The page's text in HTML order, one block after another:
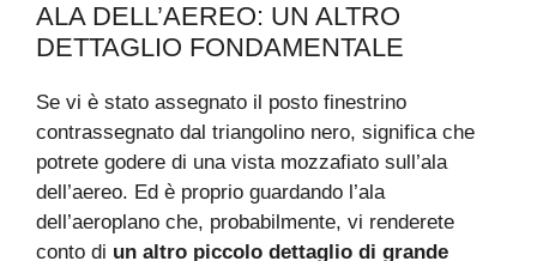
ALA DELL’AEREO: UN ALTRO
DETTAGLIO FONDAMENTALE
Se vi è stato assegnato il posto finestrino
contrassegnato dal triangolino nero, significa che
potrete godere di una vista mozzafiato sull’ala
dell’aereo. Ed è proprio guardando l’ala
dell’aeroplano che, probabilmente, vi renderete
conto di un altro piccolo dettaglio di grande